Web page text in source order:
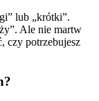
lub „krótki”.
Ale nie martw
czy potrzebujesz